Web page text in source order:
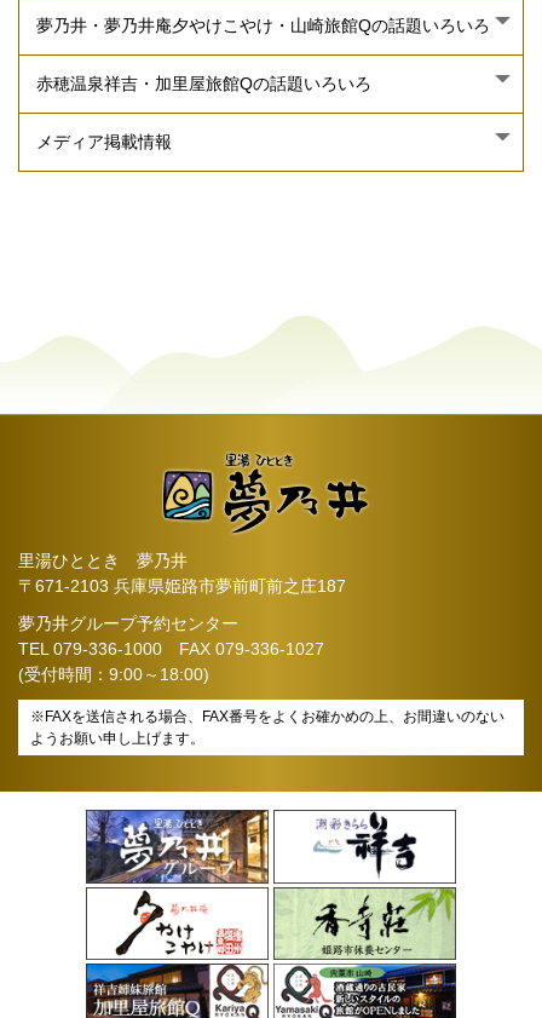
里湯ひととき 夢乃井
〒671-2103 兵庫県姫路市夢前町前之庄187
夢乃井グループ予約センター
TEL079-336-1000 FAX 079-336-1027
(受付時間：9:00～18:00)
※FAXを送信される場合、FAX番号をよくお確かめの上、お間違いのない
ようお願い申し上げます。